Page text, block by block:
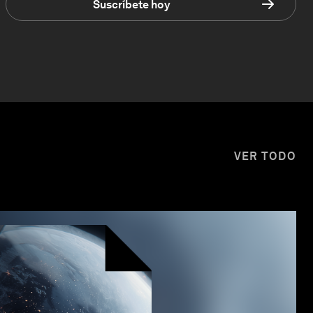
Suscríbete hoy
VER TODO